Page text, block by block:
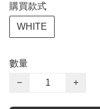
購買款式
WHITE
數量
−
+